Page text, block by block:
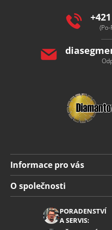
Informace pro vás
Doprava a platba
Obchodní podmínky
Reklamace
O společnosti
PORADENSTVÍ
A SERVIS: